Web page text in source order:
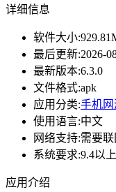
详细信息
软件大小:
最后更新:2026-
最新版本:6.3.0
文件格式:apk
应用分类:手机网
使用语言:中文
网络支持:需要联
系统要求:9.4以上
应用介绍